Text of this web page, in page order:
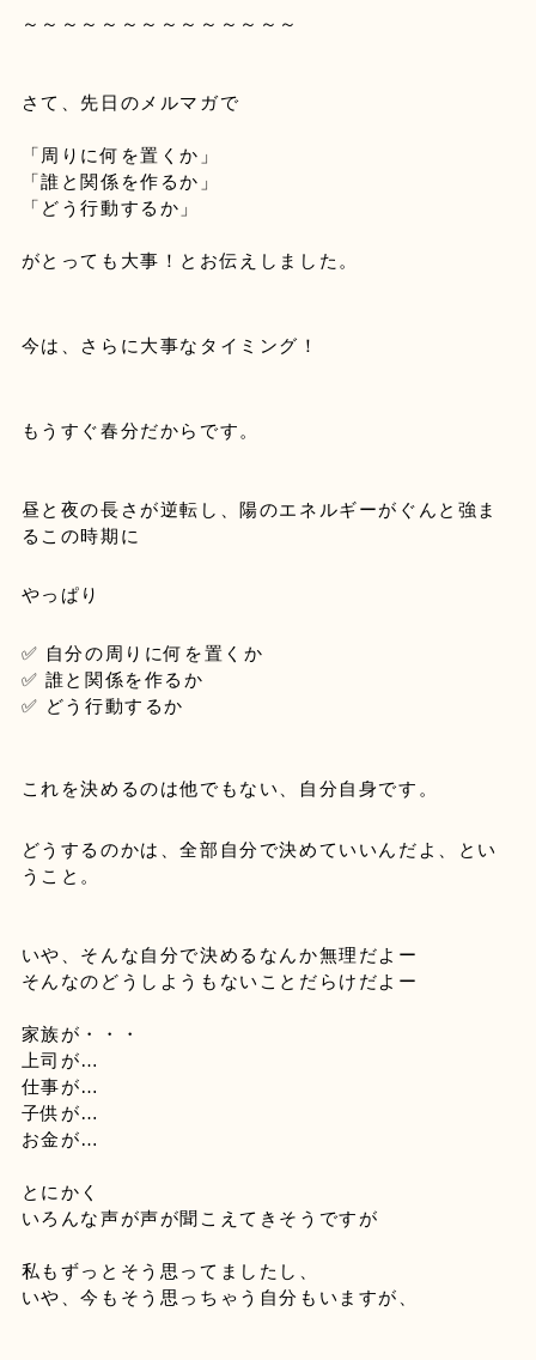
～～～～～～～～～～～～～～
さて、先日のメルマガで
「周りに何を置くか」
「誰と関係を作るか」
「どう行動するか」
がとっても大事！とお伝えしました。
今は、さらに大事なタイミング！
昼と夜の長さが逆転し、陽のエネルギーがぐんと強ま
るこの時期に
やっぱり
✅ 自分の周りに何を置くか
✅ 誰と関係を作るか
✅ どう行動するか
これを決めるのは他でもない、自分自身です。
どうするのかは、全部自分で決めていいんだよ、とい
うこと。
いや、そんな自分で決めるなんか無理だよー
家族が・・・
上司が…
仕事が…
子供が…
お金が…
とにかく
いろんな声が声が聞こえてきそうですが
私もずっとそう思ってましたし、
いや、今もそう思っちゃう自分もいますが、